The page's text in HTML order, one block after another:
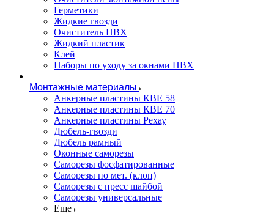
Герметики
Жидкие гвозди
Очиститель ПВХ
Жидкий пластик
Клей
Наборы по уходу за окнами ПВХ
Монтажные материалы
Анкерные пластины КВЕ 58
Анкерные пластины КВЕ 70
Анкерные пластины Рехау
Дюбель-гвозди
Дюбель рамный
Оконные саморезы
Саморезы фосфатированные
Саморезы по мет. (клоп)
Саморезы с пресс шайбой
Саморезы универсальные
Еще